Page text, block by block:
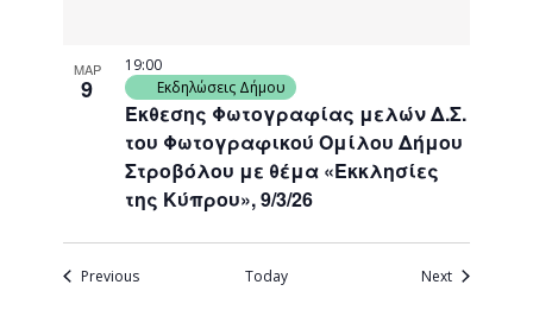
ΜΑΡ
9
Έκθεσης Φωτογραφίας μελών Δ.Σ.
του Φωτογραφικού Ομίλου Δήμου
Στροβόλου με θέμα «Εκκλησίες
της Κύπρου», 9/3/26
19:00
Εκδηλώσεις Δήμου
PreviousEvents Today NextEvents